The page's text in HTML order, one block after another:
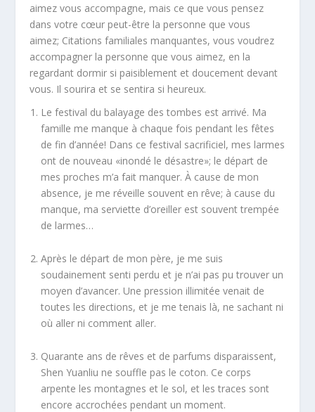
aimez vous accompagne, mais ce que vous pensez
dans votre cœur peut-être la personne que vous
aimez; Citations familiales manquantes, vous voudrez
accompagner la personne que vous aimez, en la
regardant dormir si paisiblement et doucement devant
vous. Il sourira et se sentira si heureux.
Le festival du balayage des tombes est arrivé. Ma
famille me manque à chaque fois pendant les fêtes
de fin d’année! Dans ce festival sacrificiel, mes larmes
ont de nouveau «inondé le désastre»; le départ de
mes proches m’a fait manquer. À cause de mon
absence, je me réveille souvent en rêve; à cause du
manque, ma serviette d’oreiller est souvent trempée
de larmes…
Après le départ de mon père, je me suis
soudainement senti perdu et je n’ai pas pu trouver un
moyen d’avancer. Une pression illimitée venait de
toutes les directions, et je me tenais là, ne sachant ni
où aller ni comment aller.
Quarante ans de rêves et de parfums disparaissent,
Shen Yuanliu ne souffle pas le coton. Ce corps
arpente les montagnes et le sol, et les traces sont
encore accrochées pendant un moment.